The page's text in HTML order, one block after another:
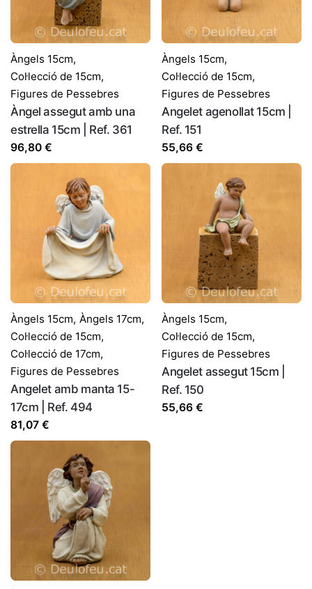
Àngels 15cm,
Col·lecció de 15cm,
Figures de Pessebres
Àngel assegut amb una
estrella 15cm | Ref. 361
96,80 €
Àngels 15cm,
Col·lecció de 15cm,
Figures de Pessebres
Angelet agenollat 15cm |
Ref. 151
55,66 €
Àngels 15cm, Àngels 17cm,
Col·lecció de 15cm,
Col·lecció de 17cm,
Figures de Pessebres
Angelet amb manta 15-
17cm | Ref. 494
81,07 €
Àngels 15cm,
Col·lecció de 15cm,
Figures de Pessebres
Angelet assegut 15cm |
Ref. 150
55,66 €